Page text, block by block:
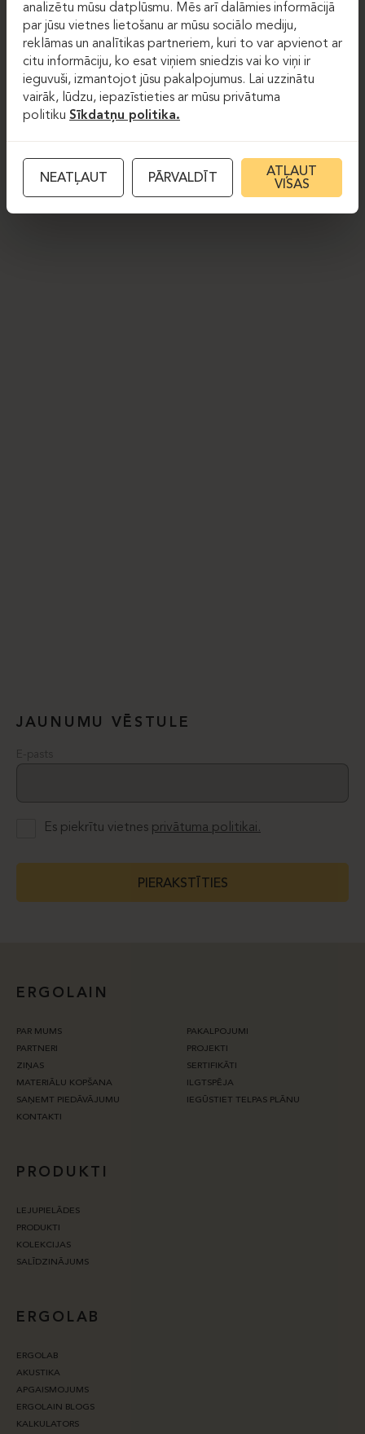
JAUNUMU VĒSTULE
E-pasts
Es piekrītu vietnes privātuma politikai.
PIERAKSTĪTIES
ERGOLAIN
PAR MUMS
PAKALPOJUMI
PARTNERI
PROJEKTI
ZIŅAS
SERTIFIKĀTI
MATERIĀLU KOPŠANA
ILGTSPĒJA
SAŅEMT PIEDĀVĀJUMU
IEGŪSTIET TELPAS PLĀNU
KONTAKTI
PRODUKTI
LEJUPIELĀDES
PRODUKTI
KOLEKCIJAS
SALĪDZINĀJUMS
ERGOLAB
ERGOLAB
AKUSTIKA
APGAISMOJUMS
ERGOLAIN BLOGS
KALKULATORS
analizētu mūsu datplūsmu. Mēs arī dalāmies informācijā
par jūsu vietnes lietošanu ar mūsu sociālo mediju,
reklāmas un analītikas partneriem, kuri to var apvienot ar
citu informāciju, ko esat viņiem sniedzis vai ko viņi ir
ieguvuši, izmantojot jūsu pakalpojumus. Lai uzzinātu
vairāk, lūdzu, iepazīstieties ar mūsu privātuma
politiku Sīkdatņu politika.
NEATĻAUT PĀRVALDĪT
ATĻAUT
VISAS